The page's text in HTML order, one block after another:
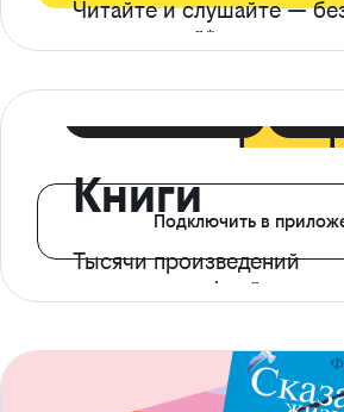
Читайте и слушайте —
ограничений*
Книги
Тысячи произведений
с доступом офлайн
Подключить в